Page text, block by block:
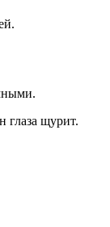
глаза щурит.